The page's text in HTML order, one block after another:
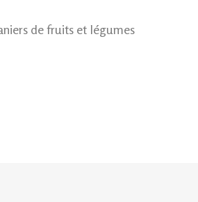
de fruits et légumes